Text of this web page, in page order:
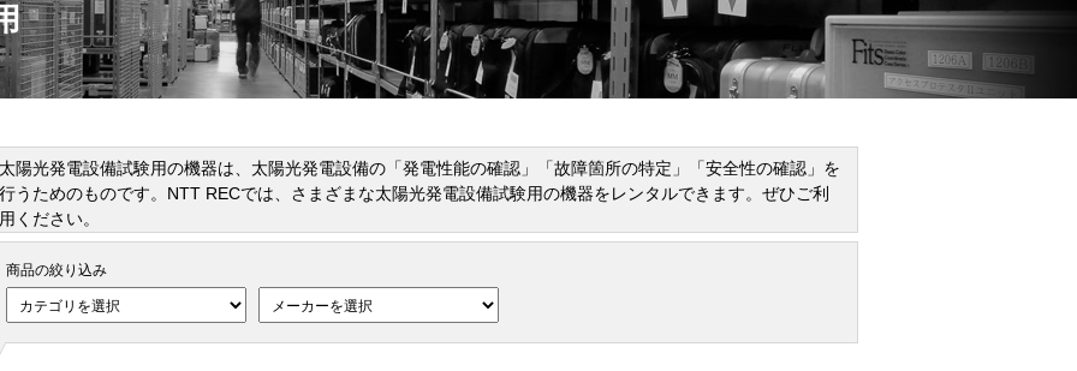
太陽光発電設備試験用の機器は、太陽光発電設備の「発電性能の確認」「故障箇所の特定」「安全性の確認」を
行うためのものです。NTT RECでは、さまざまな太陽光発電設備試験用の機器をレンタルできます。ぜひご利
用ください。
商品の絞り込み